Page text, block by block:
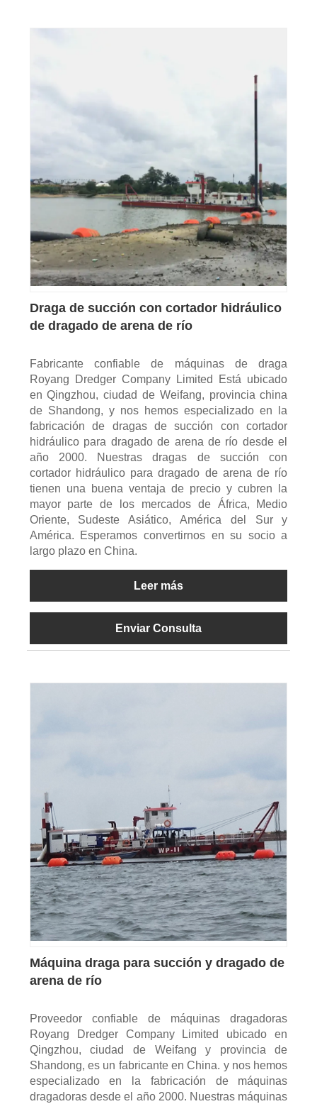
Draga de succión con cortador hidráulico
de dragado de arena de río
Fabricante confiable de máquinas de draga
Royang Dredger Company Limited Está ubicado
en Qingzhou, ciudad de Weifang, provincia china
de Shandong, y nos hemos especializado en la
fabricación de dragas de succión con cortador
hidráulico para dragado de arena de río desde el
año 2000. Nuestras dragas de succión con
cortador hidráulico para dragado de arena de río
tienen una buena ventaja de precio y cubren la
mayor parte de los mercados de África, Medio
Oriente, Sudeste Asiático, América del Sur y
América. Esperamos convertirnos en su socio a
largo plazo en China.
Leer más
Enviar Consulta
Máquina draga para succión y dragado de
arena de río
Proveedor confiable de máquinas dragadoras
Royang Dredger Company Limited ubicado en
Qingzhou, ciudad de Weifang y provincia de
Shandong, es un fabricante en China. y nos hemos
especializado en la fabricación de máquinas
dragadoras desde el año 2000. Nuestras máquinas